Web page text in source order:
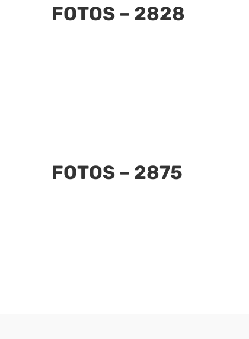
FOTOS – 2828
FOTOS – 2875